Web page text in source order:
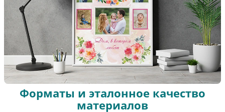
Форматы и эталонное качество
материалов